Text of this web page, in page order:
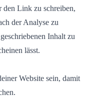
den Link zu schreiben,
der Analyse zu
Inhalt zu
lässt.
Website sein, damit